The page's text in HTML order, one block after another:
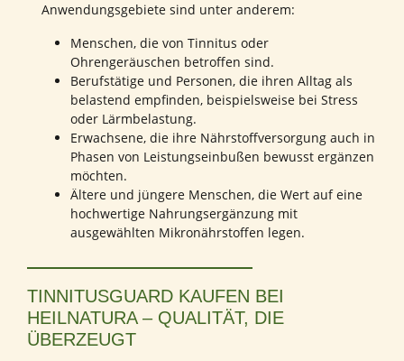
Anwendungsgebiete sind unter anderem:
Menschen, die von Tinnitus oder
Ohrengeräuschen betroffen sind.
Berufstätige und Personen, die ihren Alltag als
belastend empfinden, beispielsweise bei Stress
oder Lärmbelastung.
Erwachsene, die ihre Nährstoffversorgung auch in
Phasen von Leistungseinbußen bewusst ergänzen
möchten.
Ältere und jüngere Menschen, die Wert auf eine
hochwertige Nahrungsergänzung mit
ausgewählten Mikronährstoffen legen.
TINNITUSGUARD KAUFEN BEI
HEILNATURA – QUALITÄT, DIE
ÜBERZEUGT